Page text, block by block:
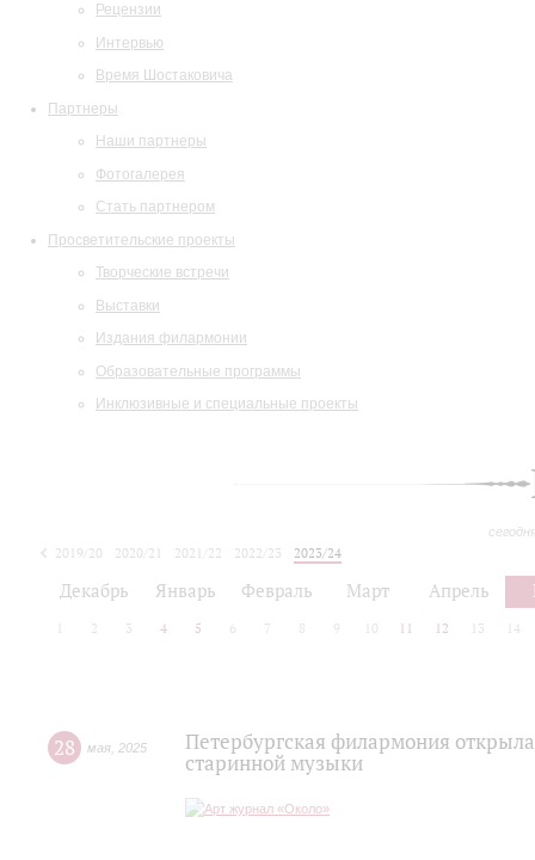
Рецензии
Интервью
Время Шостаковича
Партнеры
Наши партнеры
Фотогалерея
Стать партнером
Просветительские проекты
Творческие встречи
Выставки
Издания филармонии
Образовательные программы
Инклюзивные и специальные проекты
2019/20 2020/21 2021/22 2022/23
2023/24
Декабрь Январь Февраль Март Апрель
2 3 4 5 6 7 8 9 10 11 12 13 14
28 мая 2025
Петербургская филармония
старинной музыки